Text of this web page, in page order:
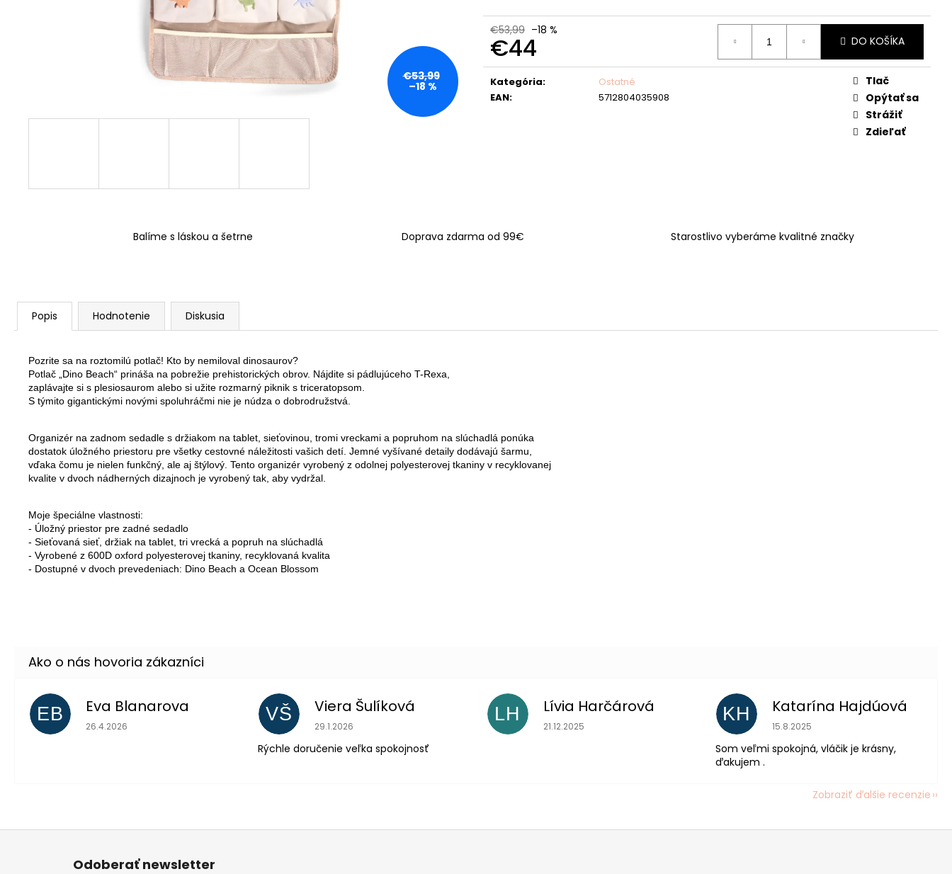
€53,99 –18 %
€44
Jednotková
cena:
DO KOŠÍKA
Kategória:
Ostatné
EAN: 5712804035908
Tlač
Opýtať sa
Strážiť
Zdieľať
€53,99
–18 %
Balíme s láskou a šetrne Doprava zdarma od 99€ Starostlivo vyberáme kvalitné značky
Popis Hodnotenie Diskusia
Pozrite sa na roztomilú potlač! Kto by nemiloval dinosaurov?
Potlač „Dino Beach“ prináša na pobrežie prehistorických obrov. Nájdite si pádlujúceho T-Rexa,
zaplávajte si s plesiosaurom alebo si užite rozmarný piknik s triceratopsom.
S týmito gigantickými novými spoluhráčmi nie je núdza o dobrodružstvá.
Organizér na zadnom sedadle s držiakom na tablet, sieťovinou, tromi vreckami a popruhom na slúchadlá ponúka
dostatok úložného priestoru pre všetky cestovné náležitosti vašich detí. Jemné vyšívané detaily dodávajú šarmu,
vďaka čomu je nielen funkčný, ale aj štýlový. Tento organizér vyrobený z odolnej polyesterovej tkaniny v recyklovanej
kvalite v dvoch nádherných dizajnoch je vyrobený tak, aby vydržal.
Moje špeciálne vlastnosti:
- Úložný priestor pre zadné sedadlo
- Sieťovaná sieť, držiak na tablet, tri vrecká a popruh na slúchadlá
- Vyrobené z 600D oxford polyesterovej tkaniny, recyklovaná kvalita
- Dostupné v dvoch prevedeniach: Dino Beach a Ocean Blossom
EB Eva Blanarova
Hodnotenie obchodu je 5 z 5 hviezdičiek.
26.4.2026
VŠ Viera Šulíková
Hodnotenie obchodu je 5 z 5 hviezdičiek.
29.1.2026
Rýchle doručenie veľka spokojnosť
LH Lívia Harčárová
Hodnotenie obchodu je 5 z 5 hviezdičiek.
21.12.2025
KH Katarína Hajdúová
Hodnotenie obchodu je 5 z 5
15.8.2025
Som veľmi spokojná, vláčik je krásny,
ďakujem .
Zobraziť ďalšie recenzie
Z
Odoberať newsletter